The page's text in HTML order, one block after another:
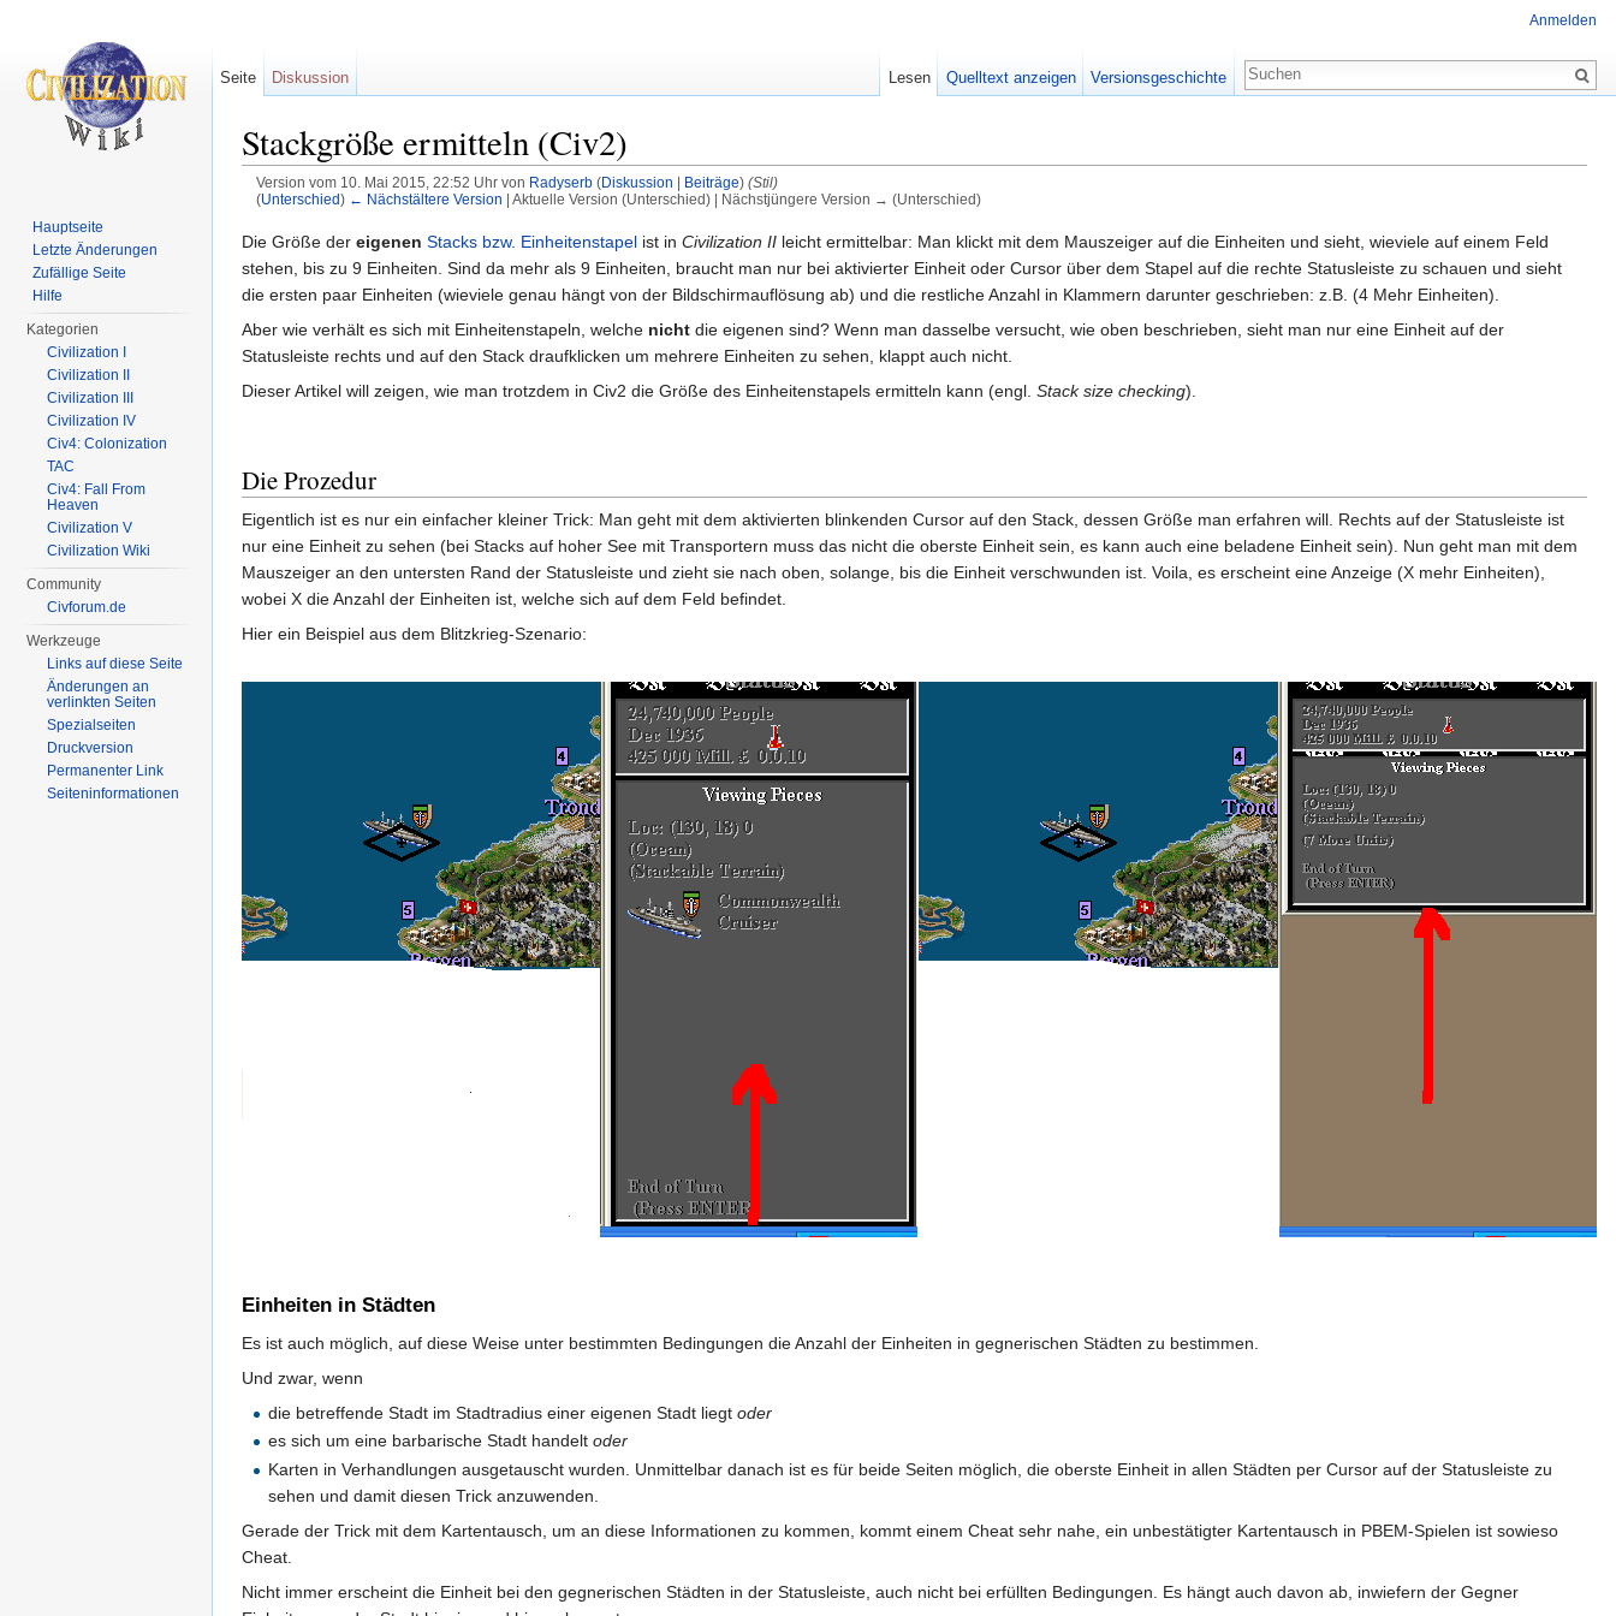
Stackgröße ermitteln (Civ2)
Version vom 10. Mai 2015, 22:52 Uhr von Radyserb (Diskussion Beiträge) (Stil)
(Unterschied) ← Nächstältere Version | Aktuelle Version (Unterschied) | Nächstjüngere Version → (Unterschied)
Die Größe der eigenen Stacks bzw. Einheitenstapel ist in Civilization II leicht ermittelbar: Man klickt mit dem Mauszeiger auf die Einheiten und sieht, wieviele auf einem Feld
stehen, bis zu 9 Einheiten. Sind da mehr als 9 Einheiten, braucht man nur bei aktivierter Einheit oder Cursor über dem Stapel auf die rechte Statusleiste zu schauen und sieht
die ersten paar Einheiten (wieviele genau hängt von der Bildschirmauflösung ab) und die restliche Anzahl in Klammern darunter geschrieben: z.B. (4 Mehr Einheiten).
Aber wie verhält es sich mit Einheitenstapeln, welche nicht die eigenen sind? Wenn man dasselbe versucht, wie oben beschrieben, sieht man nur eine Einheit auf der
Statusleiste rechts und auf den Stack draufklicken um mehrere Einheiten zu sehen, klappt auch nicht.
Dieser Artikel will zeigen, wie man trotzdem in Civ2 die Größe des Einheitenstapels ermitteln kann (engl. Stack size checking).
Die Prozedur
Eigentlich ist es nur ein einfacher kleiner Trick: Man geht mit dem aktivierten blinkenden Cursor auf den Stack, dessen Größe man erfahren will. Rechts auf der Statusleiste ist
nur eine Einheit zu sehen (bei Stacks auf hoher See mit Transportern muss das nicht die oberste Einheit sein, es kann auch eine beladene Einheit sein). Nun geht man mit dem
Mauszeiger an den untersten Rand der Statusleiste und zieht sie nach oben, solange, bis die Einheit verschwunden ist. Voila, es erscheint eine Anzeige (X mehr Einheiten),
wobei X die Anzahl der Einheiten ist, welche sich auf dem Feld befindet.
Hier ein Beispiel aus dem Blitzkrieg-Szenario:
Einheiten in Städten
Es ist auch möglich, auf diese Weise unter bestimmten Bedingungen die Anzahl der Einheiten in gegnerischen Städten zu bestimmen.
Und zwar, wenn
die betreffende Stadt im Stadtradius einer eigenen Stadt liegtoder
es sich um eine barbarische Stadt handeltoder
Karten in Verhandlungen ausgetauscht wurden. Unmittelbar danach ist es für beide Seiten möglich, die oberste Einheit in allen Städten per Cursor auf der Statusleiste zu
sehen und damit diesen Trick anzuwenden.
Gerade der Trick mit dem Kartentausch, um an diese Informationen zu kommen, kommt einem Cheat sehr nahe, ein unbestätigter Kartentausch in PBEM-Spielen ist sowieso
Cheat.
Nicht immer erscheint die Einheit bei den gegnerischen Städten in der Statusleiste, auch nicht bei erfüllten Bedingungen. Es hängt auch davon ab, inwiefern der Gegner
Anmelden
Seite Diskussion Lesen Quelltext anzeigen Versionsgeschichte
Hauptseite
Letzte Änderungen
Zufällige Seite
Hilfe
Kategorien
Civilization I
Civilization II
Civilization III
Civilization IV
Civ4: Colonization
TAC
Civ4: Fall From
Heaven
Civilization V
Civilization Wiki
Community
Civforum.de
Werkzeuge
Links auf diese Seite
Änderungen an
verlinkten Seiten
Spezialseiten
Druckversion
Permanenter Link
Seiten­informationen